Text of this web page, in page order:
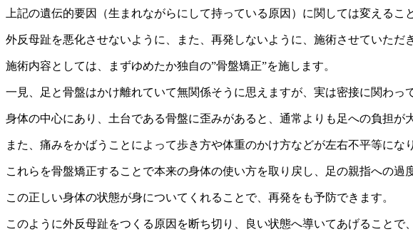
上記の遺伝的要因（生まれながらにして持っている原因）に関しては変える
外反母趾を悪化させないように、また、再発しないように、施術させていただ
施術内容としては、まずゆめたか独自の”骨盤矯正”を施します。
一見、足と骨盤はかけ離れていて無関係そうに思えますが、実は密接に関わっ
身体の中心にあり、土台である骨盤に歪みがあると、通常よりも足への負担が
また、痛みをかばうことによって歩き方や体重のかけ方などが左右不平等にな
これらを骨盤矯正することで本来の身体の使い方を取り戻し、足の親指への
この正しい身体の状態が身についてくれることで、再発をも予防できます。
このように外反母趾をつくる原因を断ち切り、良い状態へ導いてあげることで